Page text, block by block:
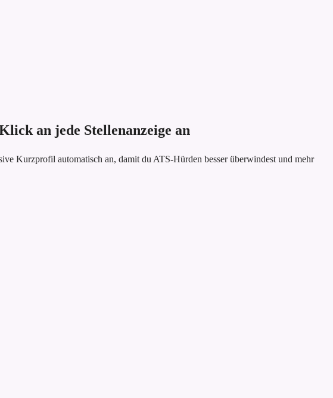
an jede Stellenanzeige an
Kurzprofil automatisch an, damit du ATS-Hürden besser überwindest und mehr